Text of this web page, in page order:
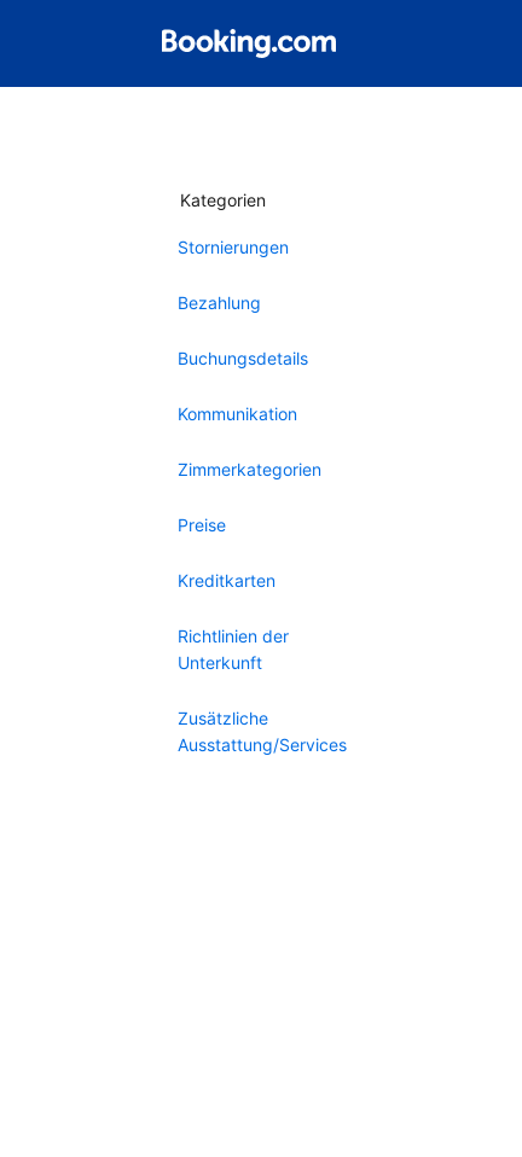
Kategorien
Stornierungen
Bezahlung
Buchungsdetails
Kommunikation
Zimmerkategorien
Preise
Kreditkarten
Richtlinien der
Unterkunft
Zusätzliche
Ausstattung/Services